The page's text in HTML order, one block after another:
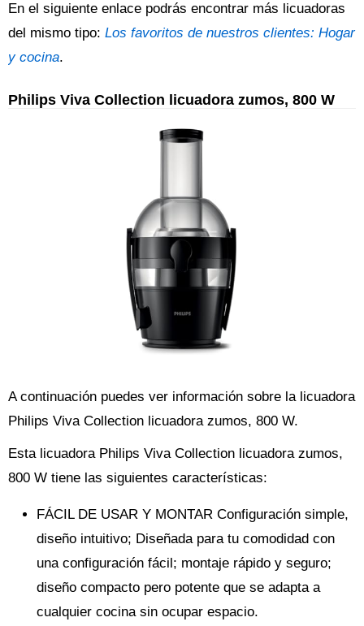
En el siguiente enlace podrás encontrar más licuadoras
del mismo tipo: Los favoritos de nuestros clientes: Hogar
y cocina.
Philips Viva Collection licuadora zumos, 800 W
A continuación puedes ver información sobre la licuadora
Philips Viva Collection licuadora zumos, 800 W.
Esta licuadora Philips Viva Collection licuadora zumos,
800 W tiene las siguientes características:
FÁCIL DE USAR Y MONTAR Configuración simple,
diseño intuitivo; Diseñada para tu comodidad con
una configuración fácil; montaje rápido y seguro;
diseño compacto pero potente que se adapta a
cualquier cocina sin ocupar espacio.